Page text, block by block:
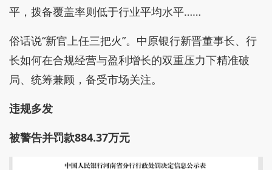
平，拨备覆盖率则低于行业平均水平……
俗话说“新官上任三把火”。中原银行新晋董事长、行
长如何在合规经营与盈利增长的双重压力下精准破
局、统筹兼顾，备受市场关注。
违规多发
被警告并罚款884.37万元